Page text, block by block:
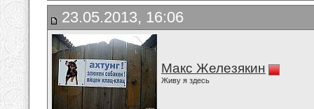
23.05.2013, 16:06
Макс Железякин
Живу я здесь